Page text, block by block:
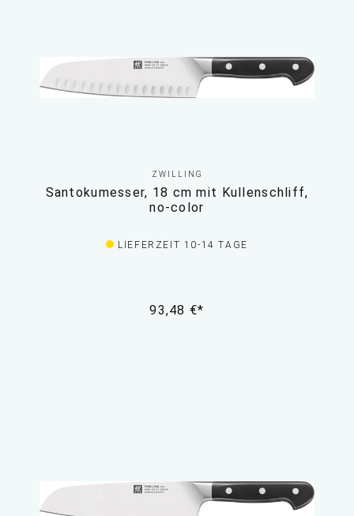
ZWILLING
Santokumesser, 18 cm mit Kullenschliff,
no-color
LIEFERZEIT 10-14 TAGE
93,48 €*